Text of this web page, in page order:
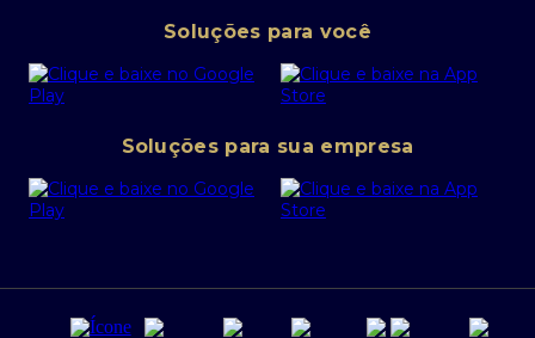
Canal de denúncias
Política de Segurança Cibernética
Portal da Privacidade
PRSAC
Regras e Parâmetros de Atuação Banco Safra
Abra sua conta PJ
SafraPay
Cartão Safra Empresas
Empréstimo e financiamentos PJ
Derivativos
Agronegócios
Soluções para você
Soluções para sua empresa